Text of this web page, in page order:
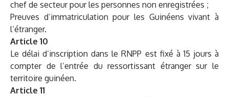
chef de secteur pour les personnes non enregistrées ;
Preuves d’immatriculation pour les Guinéens vivant à
l’étranger.
Article 10
Le délai d’inscription dans le RNPP est fixé à 15 jours à
compter de l’entrée du ressortissant étranger sur le
territoire guinéen.
Article 11